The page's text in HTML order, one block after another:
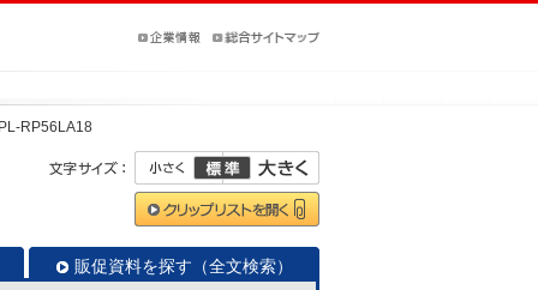
RP56LA18
販促資料を探す（全文検索）